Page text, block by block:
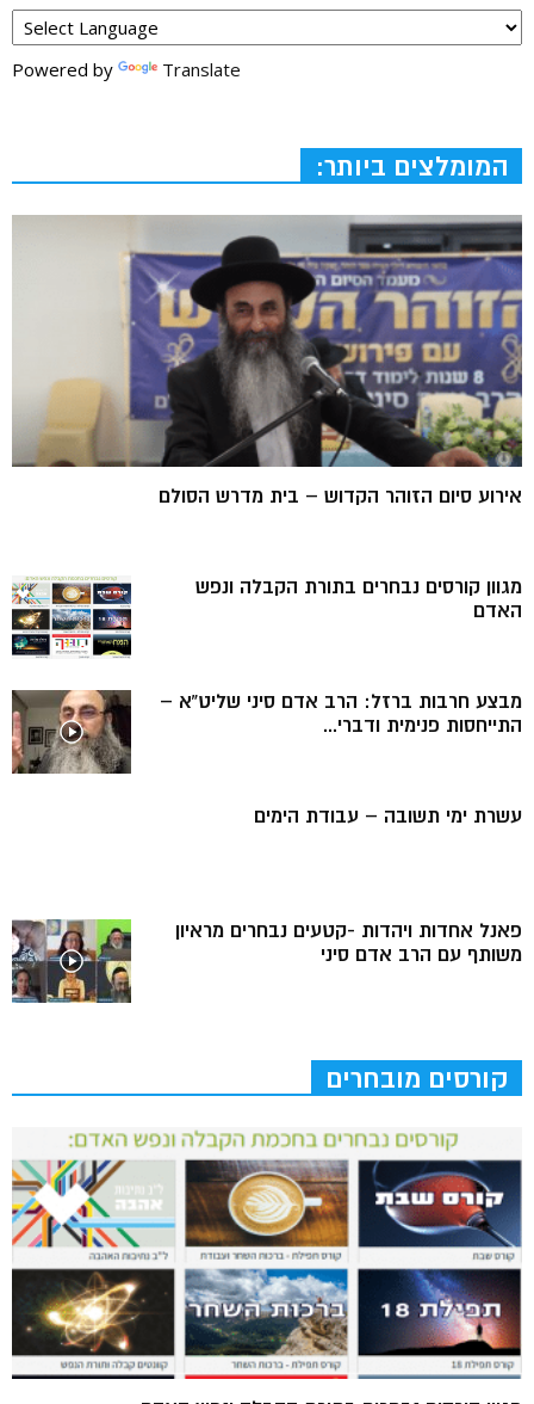
Powered by Translate
המומלצים ביותר:
אירוע סיום הזוהר הקדוש – בית מדרש הסולם
מגוון קורסים נבחרים בתורת הקבלה ונפש
האדם
מבצע חרבות ברזל: הרב אדם סיני שליט”א –
התייחסות פנימית ודברי...
עשרת ימי תשובה – עבודת הימים
פאנל אחדות ויהדות -קטעים נבחרים מראיון
משותף עם הרב אדם סיני
קורסים מובחרים